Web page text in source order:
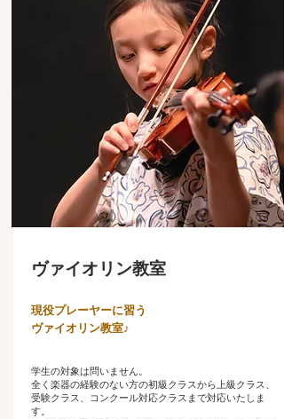
ヴァイオリン教室
現役プレーヤーに習う
​ヴァイオリン教室♪
学生の対象は問いません。
全く楽器の経験のない方の初級クラスから上級クラス、
受験クラス、コンクール対応クラスまで対応いたしま
す。